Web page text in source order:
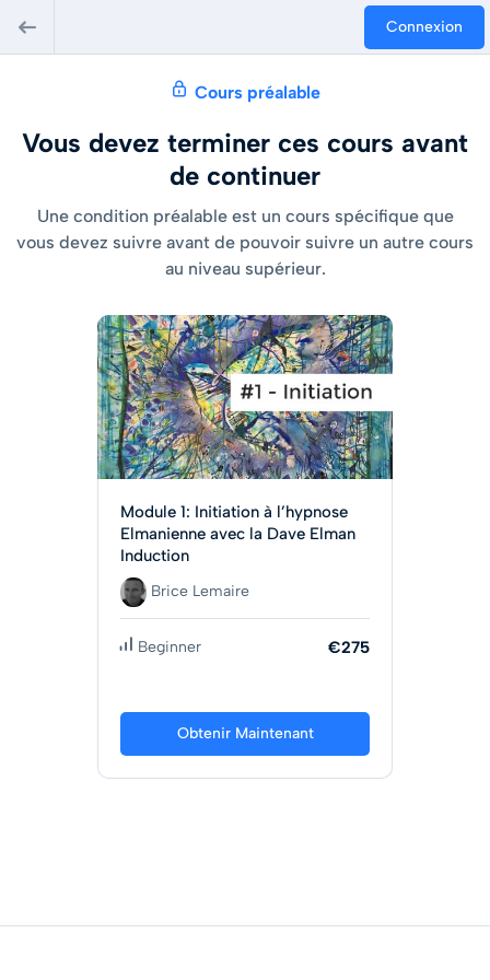
Connexion
Cours préalable
Vous devez terminer ces cours avant
de continuer
Une condition préalable est un cours spécifique que
vous devez suivre avant de pouvoir suivre un autre cours
au niveau supérieur.
Module 1: Initiation à l’hypnose
Elmanienne avec la Dave Elman
Induction
Brice Lemaire
Beginner €275
Obtenir Maintenant